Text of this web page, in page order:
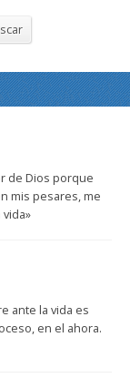
de Dios porque
mis pesares, me
ante la vida es
en el ahora.